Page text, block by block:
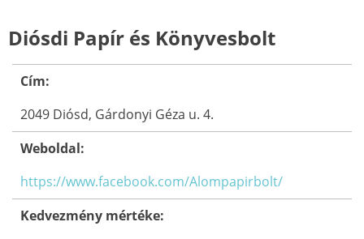
Diósdi Papír és Könyvesbolt
Cím:
2049 Diósd, Gárdonyi Géza u. 4.
Weboldal:
https://www.facebook.com/Alompapirbolt/
Kedvezmény mértéke: